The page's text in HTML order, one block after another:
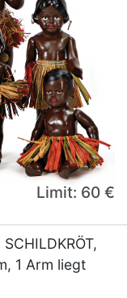
Limit: 60 €
1 Arm liegt